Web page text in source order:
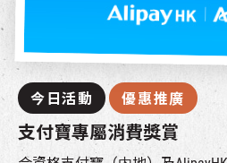
今日活動 優惠推廣
支付寶專屬消費獎賞